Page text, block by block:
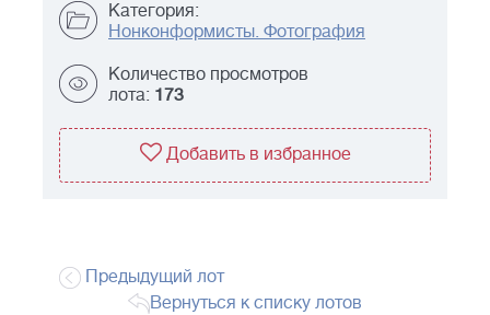
Категория:
Нонконформисты. Фотография
Количество просмотров
лота: 173
Добавить в избранное
Предыдущий лот
Вернуться к списку лотов